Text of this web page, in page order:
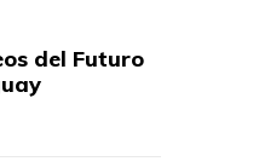
del Futuro